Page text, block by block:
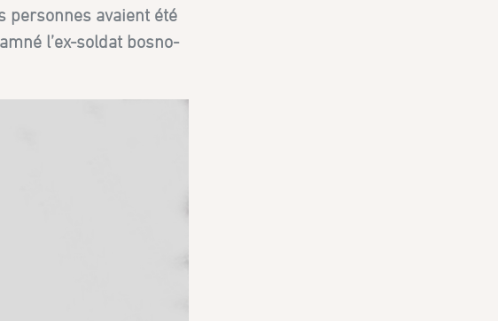
personnes avaient été
l’ex-soldat bosno-